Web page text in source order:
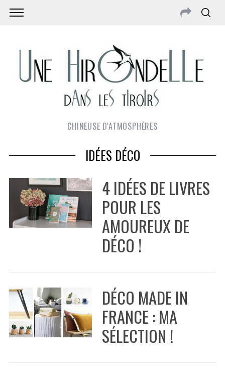
CHINEUSE D'ATMOSPHÈRES
IDÉES DÉCO
4 IDÉES DE LIVRES
POUR LES
AMOUREUX DE
DÉCO !
DÉCO MADE IN
FRANCE : MA
SÉLECTION !